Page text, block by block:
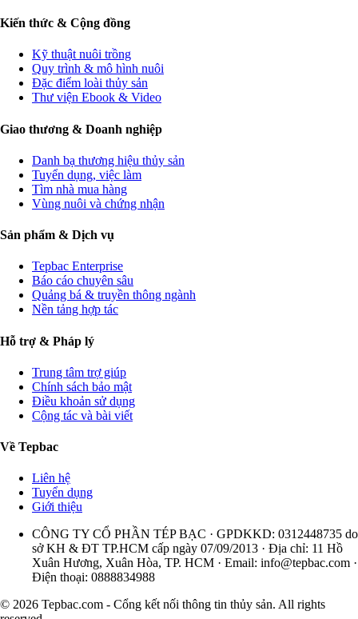
Kiến thức & Cộng đồng
Kỹ thuật nuôi trồng
Quy trình & mô hình nuôi
Đặc điểm loài thủy sản
Thư viện Ebook & Video
Giao thương & Doanh nghiệp
Danh bạ thương hiệu thủy sản
Tuyển dụng, việc làm
Tìm nhà mua hàng
Vùng nuôi và chứng nhận
Sản phẩm & Dịch vụ
Tepbac Enterprise
Báo cáo chuyên sâu
Quảng bá & truyền thông ngành
Nền tảng hợp tác
Hỗ trợ & Pháp lý
Trung tâm trợ giúp
Chính sách bảo mật
Điều khoản sử dụng
Cộng tác và bài viết
Về Tepbac
Liên hệ
Tuyển dụng
Giới thiệu
CÔNG TY CỔ PHẦN TÉP BẠC · GPDKKD: 0312448735 do
sở KH & ĐT TP.HCM cấp ngày 07/09/2013 · Địa chỉ: 11 Hồ
Xuân Hương, Xuân Hòa, TP. HCM · Email: info@tepbac.com ·
Điện thoại: 0888834988
© 2026 Tepbac.com - Cổng kết nối thông tin thủy sản. All rights